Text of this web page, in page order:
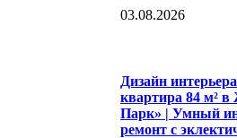
03.08.2026
Дизайн
квартира 84 м²
Парк» | Умный
ремонт с